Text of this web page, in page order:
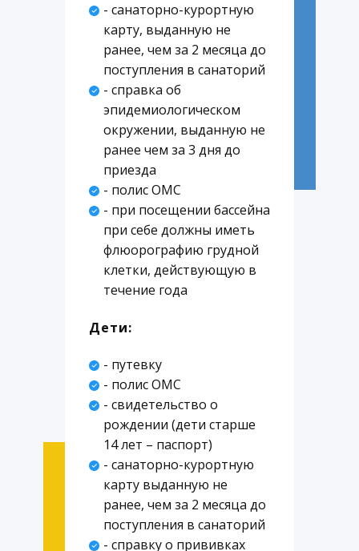
- санаторно-курортную
карту, выданную не
ранее, чем за 2 месяца до
поступления в санаторий
- справка об
эпидемиологическом
окружении, выданную не
ранее чем за 3 дня до
приезда
- полис ОМС
- при посещении бассейна
при себе должны иметь
флюорографию грудной
клетки, действующую в
течение года
Дети:
- путевку
- полис ОМС
- свидетельство о
рождении (дети старше
14 лет – паспорт)
- санаторно-курортную
карту выданную не
ранее, чем за 2 месяца до
поступления в санаторий
- справку о прививках